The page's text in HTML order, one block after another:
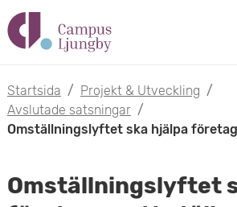
p
p
Startsida / Projekt & Utveckling /
Avslutade satsningar/
Omställningslyftet ska hjälpa
Omställningslyftet